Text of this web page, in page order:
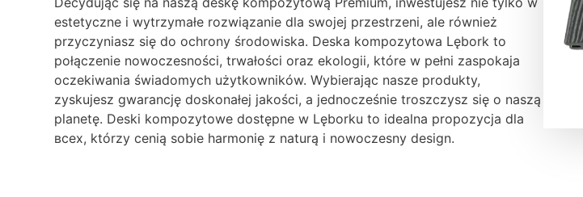
estetyczne i wytrzymałe rozwiązanie dla swojej przestrzeni, ale również
przyczyniasz się do ochrony środowiska. Deska kompozytowa Lębork to
połączenie nowoczesności, trwałości oraz ekologii, które w pełni zaspokaja
oczekiwania świadomych użytkowników. Wybierając nasze produkty,
zyskujesz gwarancję doskonałej jakości, a jednocześnie troszczysz się o naszą
planetę. Deski kompozytowe dostępne w Lęborku to idealna propozycja dla
всех, którzy cenią sobie harmonię z naturą i nowoczesny design.